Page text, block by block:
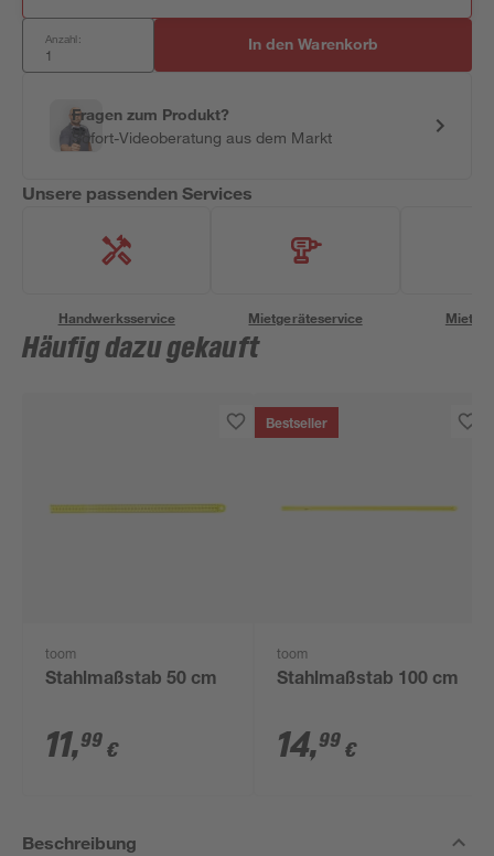
Anzahl: In den Warenkorb
Fragen zum Produkt?
Sofort-Videoberatung aus dem Markt
Unsere passenden Services
Handwerksservice Mietgeräteservice
Häufig dazu gekauft
toom
Stahlmaßstab 50 cm
11,99 €
Bestseller
toom
Stahlmaßstab 100 cm
14,99 €
Beschreibung